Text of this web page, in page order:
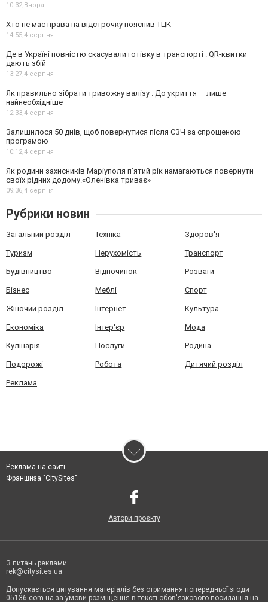
10:32, Вчора
Хто не має права на відстрочку пояснив ТЦК
14:55, 4 серпня
Де в Україні повністю скасували готівку в транспорті . QR-квитки
дають збій
13:27, 4 серпня
Як правильно зібрати тривожну валізу . До укриття — лише
найнеобхідніше
12:33, 4 серпня
Залишилося 50 днів, щоб повернутися після СЗЧ за спрощеною
програмою
10:12, 4 серпня
Як родини захисників Маріуполя пʼятий рік намагаються повернути
своїх рідних додому.«Оленівка триває»
09:36, 4 серпня
Рубрики новин
Загальний розділ Техніка Здоров'я
Туризм Нерухомість Транспорт
Будівництво Відпочинок Розваги
Бізнес Меблі Спорт
Жіночий розділ Інтернет Культура
Економіка Інтер'єр Мода
Кулінарія Послуги Родина
Подорожі Робота Дитячий розділ
Реклама
Реклама на сайті
Франшиза "CitySites"
Автори проєкту
З питань реклами:
rek@citysites.ua
Допускається цитування матеріалів без отримання попередньої згоди
05136.com.ua за умови розміщення в тексті обов'язкового посилання на